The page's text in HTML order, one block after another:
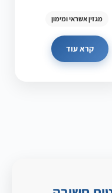
מגזין אשראי ומימון
קרא עוד